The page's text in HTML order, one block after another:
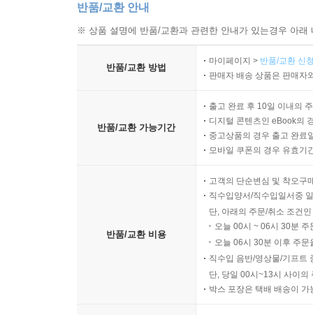
반품/교환 안내
※ 상품 설명에 반품/교환과 관련한 안내가 있는경우 아
반품/교환 방법
마이페이지 > 반품/교환 신
판매자 배송 상품은 판매자
반품/교환 가능기간
출고 완료 후 10일 이내의
디지털 콘텐츠인 eBook의
중고상품의 경우 출고 완료
모바일 쿠폰의 경우 유효기
반품/교환 비용
고객의 단순변심 및 착오구
직수입양서/직수입일서중
단, 아래의 주문/취소 조건
오늘 00시 ~ 06시 30분
오늘 06시 30분 이후 주
직수입 음반/영상물/기프트
단, 당일 00시~13시 사이의
박스 포장은 택배 배송이